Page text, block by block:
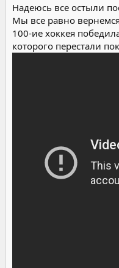
Надеюсь все остыли
Мы все равно
100-ие хоккея
которого перестали